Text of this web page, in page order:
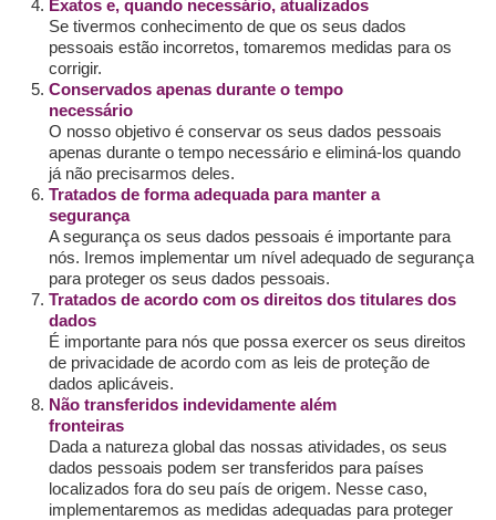
Exatos e, quando necessário, atualizados
Se tivermos conhecimento de que os seus dados
pessoais estão incorretos, tomaremos medidas para os
corrigir.
Conservados apenas durante o tempo
necessário
O nosso objetivo é conservar os seus dados pessoais
apenas durante o tempo necessário e eliminá-los quando
já não precisarmos deles.
Tratados de forma adequada para manter a
segurança
A segurança os seus dados pessoais é importante para
nós. Iremos implementar um nível adequado de segurança
para proteger os seus dados pessoais.
Tratados de acordo com os direitos dos titulares dos
dados
É importante para nós que possa exercer os seus direitos
de privacidade de acordo com as leis de proteção de
dados aplicáveis.
Não transferidos indevidamente além
fronteiras
Dada a natureza global das nossas atividades, os seus
dados pessoais podem ser transferidos para países
localizados fora do seu país de origem. Nesse caso,
implementaremos as medidas adequadas para proteger